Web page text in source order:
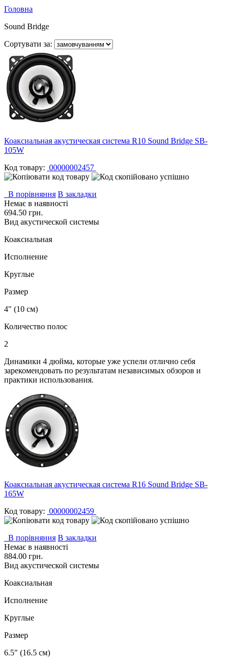
Головна
Sound Bridge
Сортувати за:
Коаксиальная акустическая система R10 Sound Bridge SB-
105W
Код товару: 00000002457
В порівняння В закладки
Немає в наявності
694.50 грн.
Вид акустической системы
Коаксиальная
Исполнение
Круглые
Размер
4" (10 см)
Количество полос
2
Динамики 4 дюйма, которые уже успели отлично себя
зарекомендовать по результатам независимых обзоров и
практики использования.
Коаксиальная акустическая система R16 Sound Bridge SB-
165W
Код товару: 00000002459
В порівняння В закладки
Немає в наявності
884.00 грн.
Вид акустической системы
Коаксиальная
Исполнение
Круглые
Размер
6.5" (16.5 см)